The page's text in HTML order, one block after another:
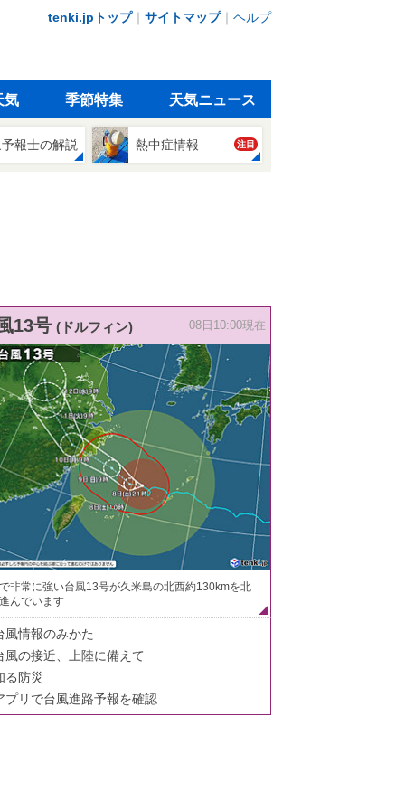
tenki.jpトップ｜ サイトマップ｜ ヘルプ
気 季節特集 天気ニュース
報士の解説 熱中症情報 注目
13号 (ドルフィン) 08日10:00現在
非常に強い台風13号が久米島の北西約130kmを北
んでいます
風情報のみかた
風の接近、上陸に備えて
る防災
プリで台風進路予報を確認